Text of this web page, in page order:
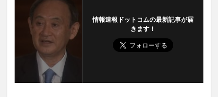
情報速報ドットコムの最新記事が届
きます！